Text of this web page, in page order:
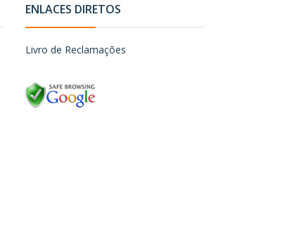
ENLACES DIRETOS
Livro de Reclamações